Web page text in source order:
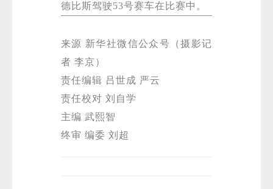
德比斯驾驶53号赛车在比赛中。
来源 新华社微信公众号（摄影记
者 李京）
责任编辑 吕世成 严云
责任校对 刘自学
主编 武熙智
终审 编委 刘超